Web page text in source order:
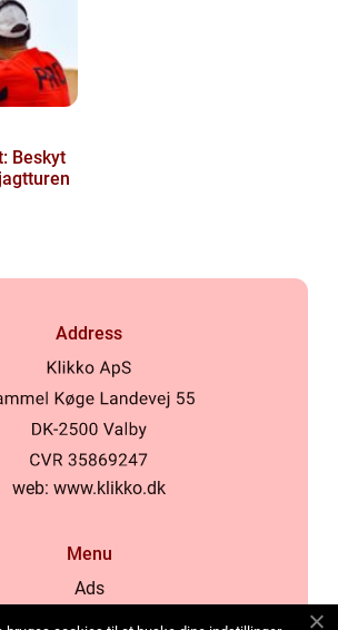
Beskyt
Address
web: www.klikko.dk
Menu
Ads